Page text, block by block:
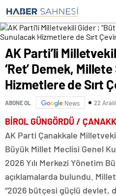
AK Parti’li
‘Ret’ Demek,
Hizmetlere de Sırt
ABONE OL News 22
BİROL GÜNGÖRDÜ /
AK Parti Çanakkale
Büyük Millet Meclisi Genel
2026 Yılı Merkezi Yönetim
açıklamalarda bulundu.
“2026 bütçesi güçlü devlet,